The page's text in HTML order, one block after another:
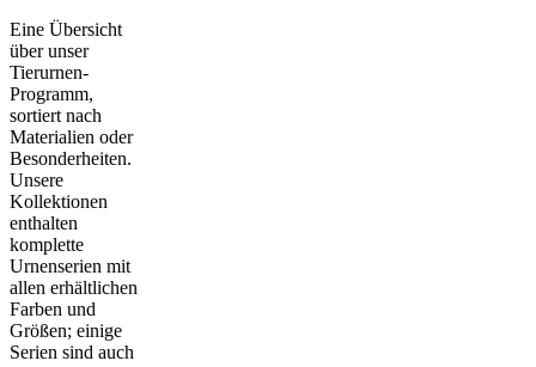
Eine Übersicht
über unser
Tierurnen-
Programm,
sortiert nach
Materialien oder
Besonderheiten.
Unsere
Kollektionen
enthalten
komplette
Urnenserien mit
allen erhältlichen
Farben und
Größen; einige
Serien sind auch